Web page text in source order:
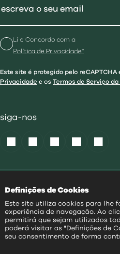
Definições de Cookies
Este site utiliza cookies para lhe
experiência de navegação. Ao
permitirá que sejam utilizados
poderá visitar as "Definições de
seu consentimento de forma
Li e Concordo com a
Política de Privacidade*
Este site é protegido pelo reCAPTCHA
Privacidade e os Termos de Serviço da
siga-nos
Política
Aviso
Mapa do